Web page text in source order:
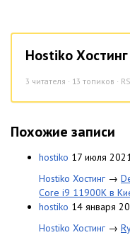
Hostiko Хостинг
3 читателя · 13 топиков ·
Похожие записи
hostiko 17 июля
Hostiko Хостинг →
Core i9 11900K в
hostiko 14 января
Hostiko Хостинг →